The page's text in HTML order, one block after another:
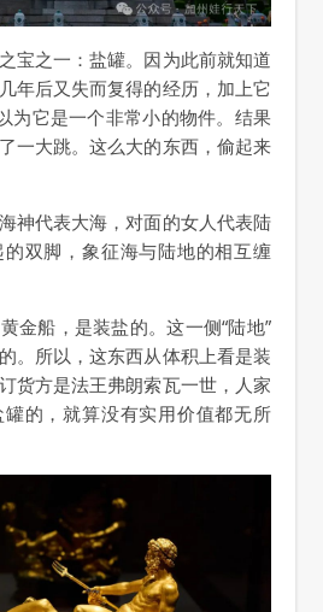
宝之一：盐罐。因为此前就知道
年后又失而复得的经历，加上它
为它是一个非常小的物件。结果
一大跳。这么大的东西，偷起来
神代表大海，对面的女人代表陆
双脚，象征海与陆地的相互缠
金船，是装盐的。这一侧“陆地”
。所以，这东西从体积上看是装
货方是法王弗朗索瓦一世，人家
的，就算没有实用价值都无所